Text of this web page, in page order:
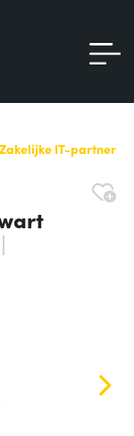
Zakelijke IT-partner